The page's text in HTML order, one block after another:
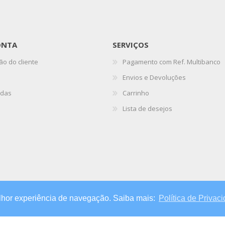
experiência de navegação. Saiba mais: Política de
do cliente
SERVIÇOS
Pagamento com Ref. Multibanco
Envios e Devoluções
Carrinho
Lista de desejos